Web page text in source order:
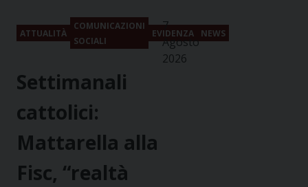
ATTUALITÀ
COMUNICAZIONI
SOCIALI
EVIDENZA NEWS
7
Agosto
2026
Settimanali
cattolici:
Mattarella alla
Fisc, “realtà